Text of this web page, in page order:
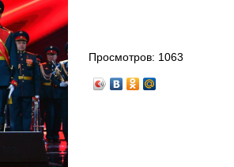
Просмотров: 1063